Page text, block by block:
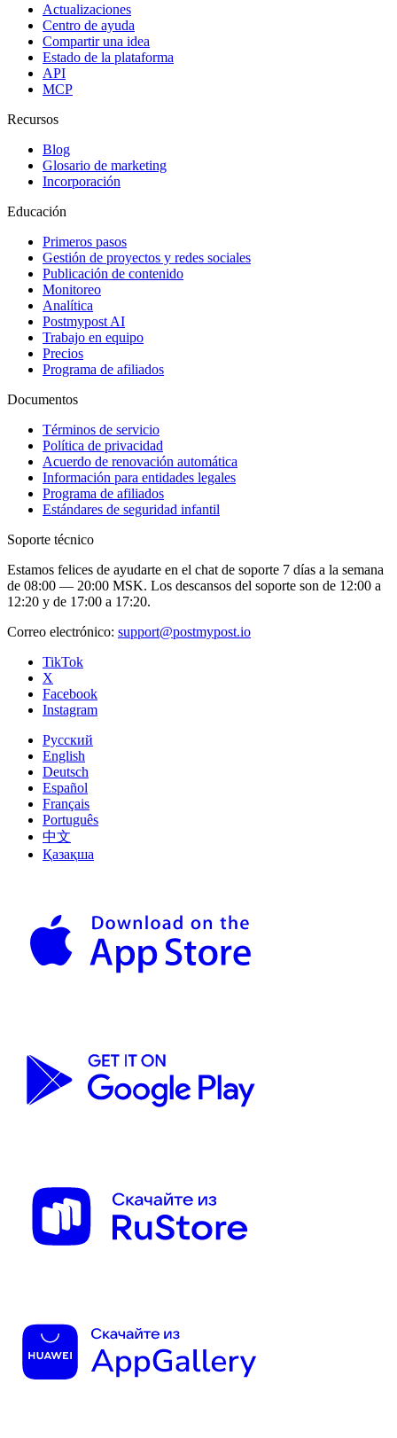
Actualizaciones
Centro de ayuda
Compartir una idea
Estado de la plataforma
API
MCP
Recursos
Blog
Glosario de marketing
Incorporación
Educación
Primeros pasos
Gestión de proyectos y redes sociales
Publicación de contenido
Monitoreo
Analítica
Postmypost AI
Trabajo en equipo
Precios
Programa de afiliados
Documentos
Términos de servicio
Política de privacidad
Acuerdo de renovación automática
Información para entidades legales
Programa de afiliados
Estándares de seguridad infantil
Soporte técnico
Estamos felices de ayudarte en el chat de soporte 7 días a la semana
de 08:00 — 20:00 MSK. Los descansos del soporte son de 12:00 a
12:20 y de 17:00 a 17:20.
Correo electrónico: support@postmypost.io
TikTok
X
Facebook
Instagram
Русский
English
Deutsch
Español
Français
Português
中文
Қазақша